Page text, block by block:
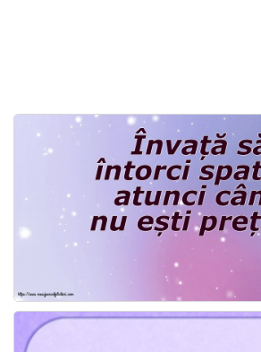
Felicitari muzicale
Felicitari muzicale personalizate
Felicitari animate
Conecteaza-te